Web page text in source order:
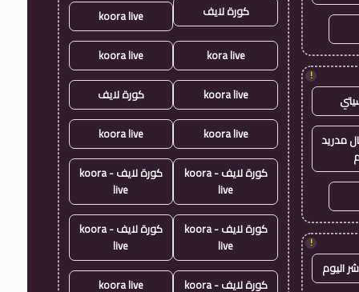
!
مدريد
!
اليوم
كورة لايف koora live
kora live
koora live
koora live كورة لايف
koora live
koora live
كورة لايف - koora
live
كورة لايف - koora
live
كورة لايف - koora
live
كورة لايف - koora
live
كورة لايف - koora
koora live